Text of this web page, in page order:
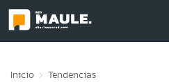
Inicio Tendencias